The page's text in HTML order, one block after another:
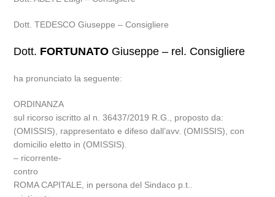
Dott. TEDESCO Giuseppe – Consigliere
Dott. FORTUNATO Giuseppe – rel. Consigliere
ha pronunciato la seguente:
ORDINANZA
sul ricorso iscritto al n. 36437/2019 R.G., proposto da:
(OMISSIS), rappresentato e difeso dall’avv. (OMISSIS), con
domicilio eletto in (OMISSIS).
– ricorrente-
contro
ROMA CAPITALE, in persona del Sindaco p.t..